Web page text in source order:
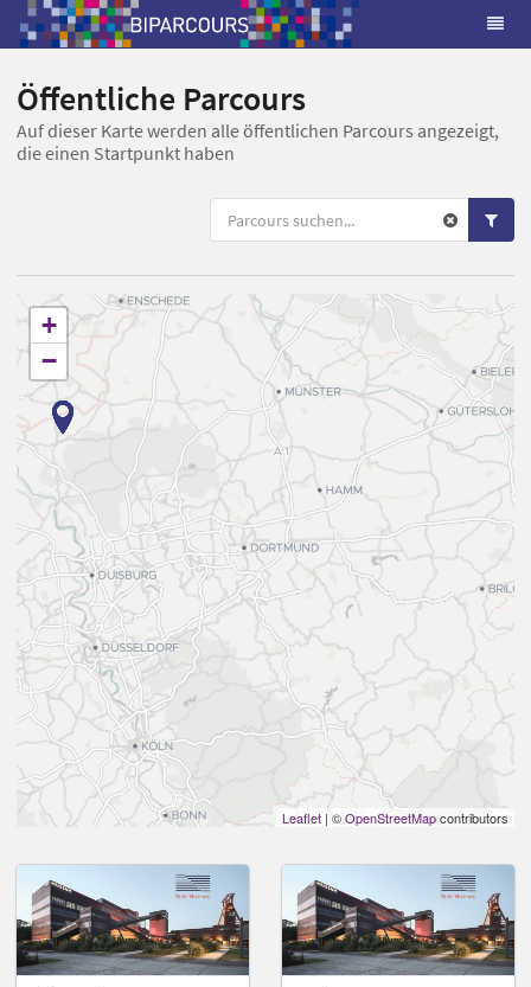
Öffentliche Parcours
Auf dieser Karte werden alle öffentlichen Parcours angezeigt,
die einen Startpunkt haben
+
−
Leaflet | ©OpenStreetMapcontributors